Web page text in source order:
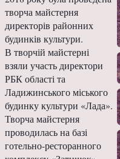
творча майстерня
директорів районних
будинків культури.
В творчій майстерні
взяли участь директори
РБК області та
Ладижинського міського
будинку культури «Лада».
Творча майстерня
проводилась на базі
готельно-ресторанного